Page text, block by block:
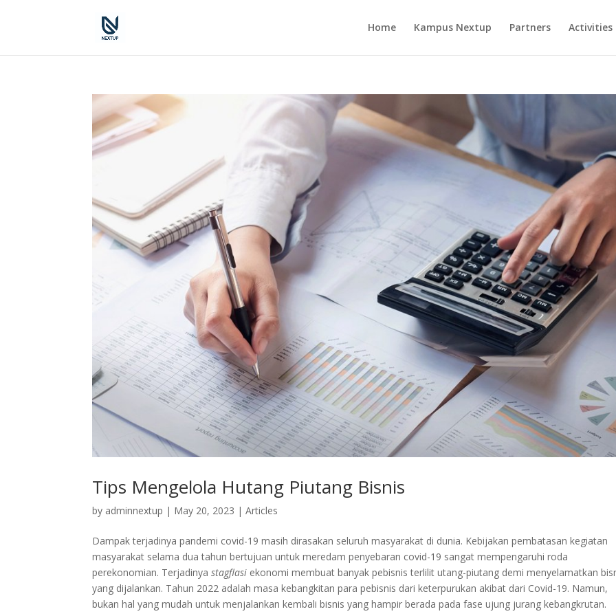
Home Kampus Nextup Partners Activities
Tips Mengelola Hutang Piutang Bisnis
by adminnextup | May 20, 2023 |Articles
Dampak terjadinya pandemi covid-19 masih dirasakan seluruh masyarakat di dunia. Kebijakan pembatasan kegiatan
masyarakat selama dua tahun bertujuan untuk meredam penyebaran covid-19 sangat mempengaruhi roda
perekonomian. Terjadinyastagflasi ekonomi membuat banyak pebisnis terlilit utang-piutang demi menyelamatkan
yang dijalankan. Tahun 2022 adalah masa kebangkitan para pebisnis dari keterpurukan akibat dari Covid-19. Namun,
bukan hal yang mudah untuk menjalankan kembali bisnis yang hampir berada pada fase ujung jurang kebangkrutan.